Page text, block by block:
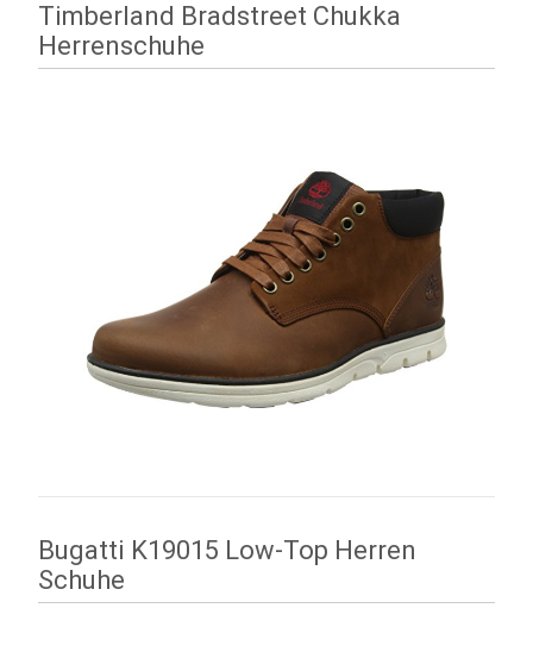
Timberland Bradstreet Chukka
Herrenschuhe
Bugatti K19015 Low-Top Herren
Schuhe